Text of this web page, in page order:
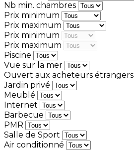
Nb min. chambres
Prix minimum
Prix maximum
Prix minimum
Prix maximum
Piscine
Vue sur la mer
Ouvert aux acheteurs étrangers
Jardin privé
Meublé
Internet
Barbecue
PMR
Salle de Sport
Air conditionné